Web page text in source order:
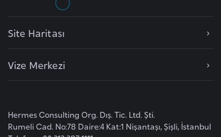
Site Haritası
Vize Merkezi
Hermes Consulting Org. Dış. Tic. Ltd. Şti.
Rumeli Cad. No:78 Daire:4 Kat:1 Nişantaşı, Şişli, İstanbul
a
a